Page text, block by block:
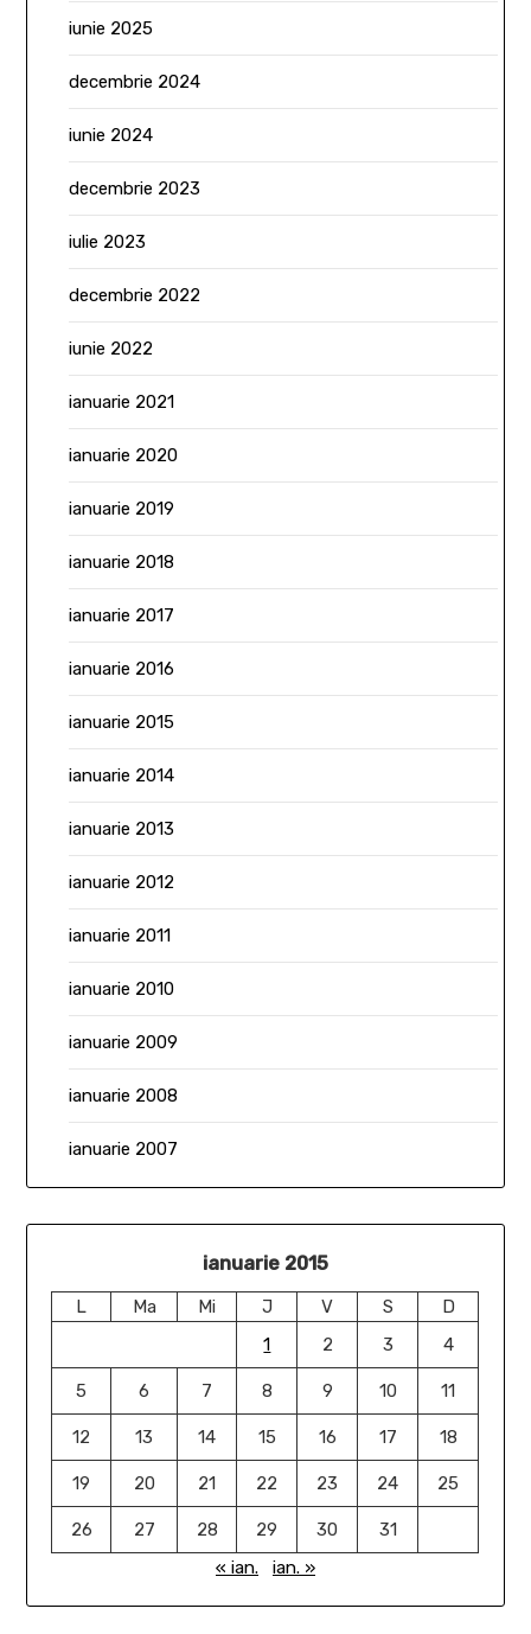
iunie 2025
decembrie 2024
iunie 2024
decembrie 2023
iulie 2023
decembrie 2022
iunie 2022
ianuarie 2021
ianuarie 2020
ianuarie 2019
ianuarie 2018
ianuarie 2017
ianuarie 2016
ianuarie 2015
ianuarie 2014
ianuarie 2013
ianuarie 2012
ianuarie 2011
ianuarie 2010
ianuarie 2009
ianuarie 2008
ianuarie 2007
ianuarie 2015
L Ma Mi J V S
D
1
2 3 4
5 6 7 8 9 10 11
12 13 14 15 16 17 18
19 20 21 22 23 24 25
26 27 28 29 30
31
« ian.
ian. »